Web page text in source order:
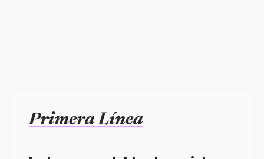
Primera Línea